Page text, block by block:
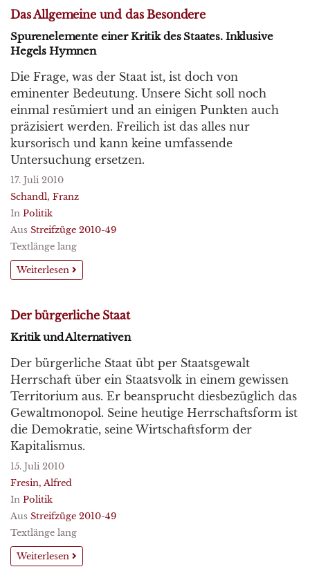
Das Allgemeine und das Besondere
Spurenelemente einer Kritik des Staates. Inklusive
Hegels Hymnen
Die Frage, was der Staat ist, ist doch von
eminenter Bedeutung. Unsere Sicht soll noch
einmal resümiert und an einigen Punkten auch
präzisiert werden. Freilich ist das alles nur
kursorisch und kann keine umfassende
Untersuchung ersetzen.
17. Juli 2010
Schandl, Franz
In Politik
Aus Streifzüge 2010-49
Textlänge lang
Weiterlesen
Der bürgerliche Staat
Kritik und Alternativen
Der bürgerliche Staat übt per Staatsgewalt
Herrschaft über ein Staatsvolk in einem gewissen
Territorium aus. Er beansprucht diesbezüglich das
Gewaltmonopol. Seine heutige Herrschaftsform ist
die Demokratie, seine Wirtschaftsform der
Kapitalismus.
15. Juli 2010
Fresin, Alfred
In Politik
Aus Streifzüge 2010-49
Textlänge lang
Weiterlesen